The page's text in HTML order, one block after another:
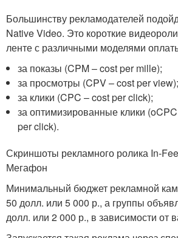
Большинству рекламодателей
Native Video. Это короткие
ленте с различными моделями
за показы (CPM – cost per mille);
за просмотры (CPV – cost per view);
за клики (CPC – cost per click);
за оптимизированные клики
per click).
Скриншоты рекламного ролика In-
Мегафон
Минимальный бюджет рекламной
50 долл. или 5 000 р., а группы
долл. или 2 000 р., в зависимости от